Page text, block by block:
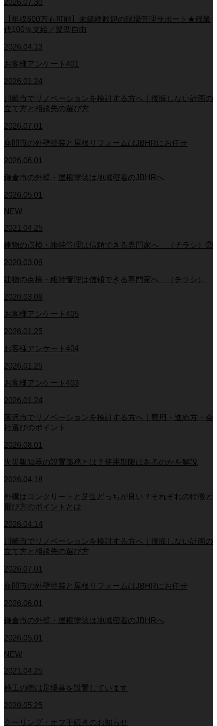
2026.07.30
【年収600万も可能】未経験歓迎の現場管理サポート★残業
代100％支給／髪型自由
2026.04.13
お客様アンケート401
2026.01.24
川崎市でリノベーションを検討する方へ｜後悔しない計画の
立て方と相談先の選び方
2026.07.01
座間市の外壁塗装と屋根リフォームはJBHRにお任せ
2026.06.01
鎌倉市の外壁・屋根塗装は地域密着のJBHRへ
2026.05.01
NEW
2021.04.25
建物の点検・維持管理は信頼できる専門家へ （チラシ）②
2020.03.09
建物の点検・維持管理は信頼できる専門家へ （チラシ）
2020.03.09
お客様アンケート405
2026.01.25
お客様アンケート404
2026.01.25
お客様アンケート403
2026.01.24
藤沢市でリノベーションを検討する方へ｜費用・進め方・会
社選びのポイント
2026.08.01
火災報知器の設置義務とは？使用期限はあるのかを解説
2026.04.18
外構はコンクリートと芝生どっちが良い？それぞれの特徴と
選び方のポイントとは
2026.04.14
川崎市でリノベーションを検討する方へ｜後悔しない計画の
立て方と相談先の選び方
2026.07.01
座間市の外壁塗装と屋根リフォームはJBHRにお任せ
2026.06.01
鎌倉市の外壁・屋根塗装は地域密着のJBHRへ
2026.05.01
NEW
2021.04.25
施工の際は足場幕を設置しています
2020.05.25
クーリング・オフ手続きのお知らせ